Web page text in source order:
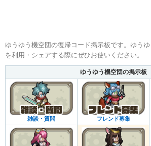
ゆうゆう機空団の復帰コード掲示板です。ゆう
を利用・シェアする際にぜひお使いください。
ゆうゆう機空団の掲示板
雑談・質問 フレンド募集